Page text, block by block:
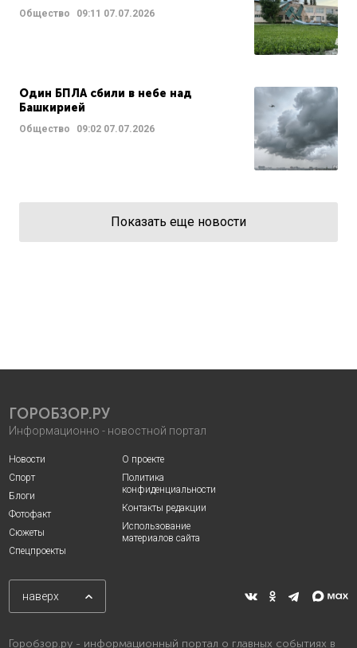
Общество 09:11 07.07.2026
Один БПЛА сбили в небе над
Башкирией
Общество 09:02 07.07.2026
Показать еще новости
ГОРОБЗОР.РУ
Информационно - новостной портал
Новости
Спорт
Блоги
Фотофакт
Сюжеты
Спецпроекты
О проекте
Политика
конфиденциальности
Контакты редакции
Использование
материалов сайта
наверх
Горобзор.ру - информационный портал о главных событиях в